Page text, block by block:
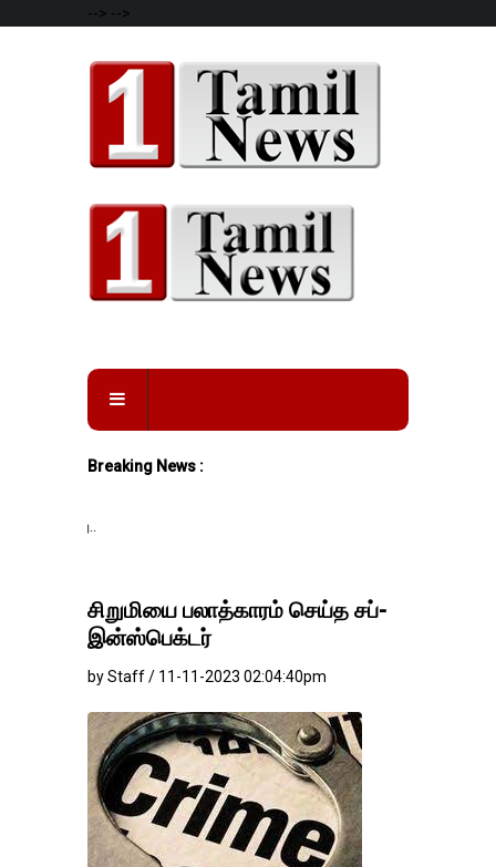
--> -->
Breaking News :
சிறுமியை பலாத்காரம் செய்த சப்-
இன்ஸ்பெக்டர்
by Staff / 11-11-2023 02:04:40pm